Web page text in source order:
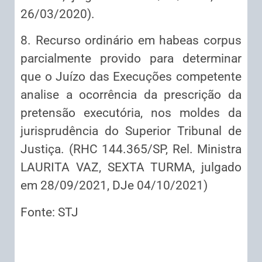
26/03/2020).
8. Recurso ordinário em habeas corpus
parcialmente provido para determinar
que o Juízo das Execuções competente
analise a ocorrência da prescrição da
pretensão executória, nos moldes da
jurisprudência do Superior Tribunal de
Justiça. (RHC 144.365/SP, Rel. Ministra
LAURITA VAZ, SEXTA TURMA, julgado
em 28/09/2021, DJe 04/10/2021)
Fonte: STJ